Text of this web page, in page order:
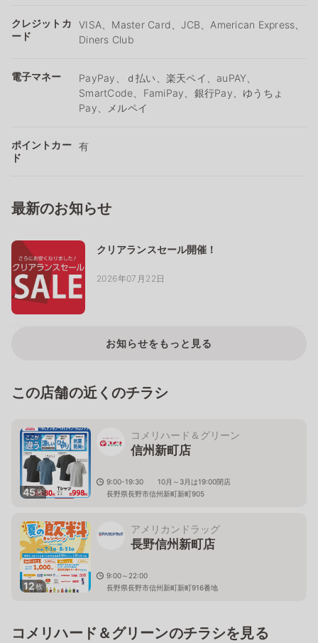
クレジットカ
ード
VISA、Master Card、JCB、American Express、
Diners Club
電子マネー
PayPay、ｄ払い、楽天ペイ、auPAY、
SmartCode、FamiPay、銀行Pay、ゆうちょ
Pay、メルペイ
ポイントカー
ド
有
最新のお知らせ
クリアランスセール開催！
2026年07月22日
お知らせをもっと見る
この店舗の近くのチラシ
45枚
コメリハード＆グリーン
信州新町店
9:00-19:30 10月～3月は19:00閉店
長野県長野市信州新町新町905
12枚
アメリカンドラッグ
長野信州新町店
9:00～22:00
長野県長野市信州新町新町916番地
コメリハード＆グリーンのチラシを見る